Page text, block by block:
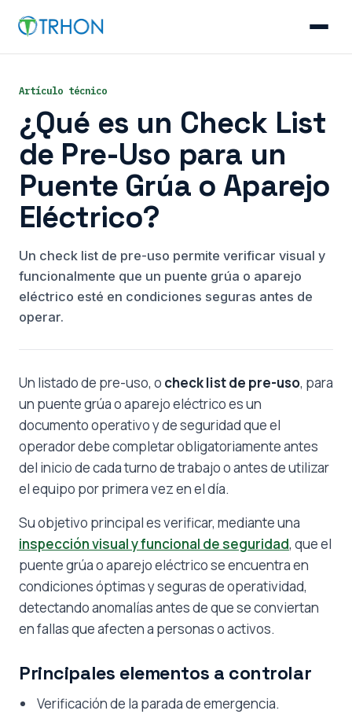
Minería
Artículo técnico
¿Qué es un Check List
de Pre-Uso para un
Puente Grúa o Aparejo
Eléctrico?
Un check list de pre-uso permite verificar visual y
funcionalmente que un puente grúa o aparejo
eléctrico esté en condiciones seguras antes de
operar.
Un listado de pre-uso, o check list de pre-uso, para
un puente grúa o aparejo eléctrico es un
documento operativo y de seguridad que el
operador debe completar obligatoriamente antes
del inicio de cada turno de trabajo o antes de utilizar
el equipo por primera vez en el día.
Su objetivo principal es verificar, mediante una
inspección visual y funcional de seguridad, que el
puente grúa o aparejo eléctrico se encuentra en
condiciones óptimas y seguras de operatividad,
detectando anomalías antes de que se conviertan
en fallas que afecten a personas o activos.
Principales elementos a controlar
Verificación de la parada de emergencia.